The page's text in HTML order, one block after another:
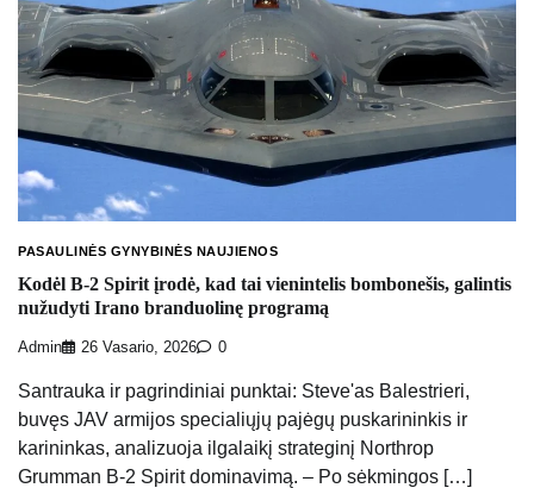
PASAULINĖS GYNYBINĖS NAUJIENOS
Kodėl B-2 Spirit įrodė, kad tai vienintelis bombonešis, galintis
nužudyti Irano branduolinę programą
Admin 26 Vasario, 2026 0
Santrauka ir pagrindiniai punktai: Steve'as Balestrieri,
buvęs JAV armijos specialiųjų pajėgų puskarininkis ir
karininkas, analizuoja ilgalaikį strateginį Northrop
Grumman B-2 Spirit dominavimą. – Po sėkmingos […]